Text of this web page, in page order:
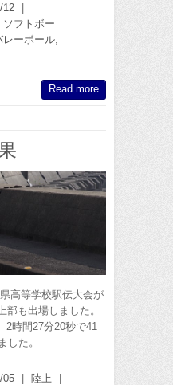
12
ソフトボー
レーボール
Read more
高等学校駅伝大会が
も出場しました。
2時間27分20秒で41
した。
05 陸上